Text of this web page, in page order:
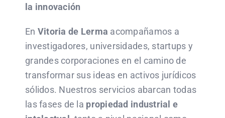
la innovación
En Vitoria de Lerma acompañamos a
investigadores, universidades, startups y
grandes corporaciones en el camino de
transformar sus ideas en activos jurídicos
sólidos. Nuestros servicios abarcan todas
las fases de la propiedad industrial e